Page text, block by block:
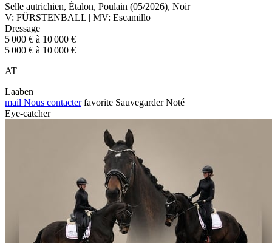
Selle autrichien, Étalon, Poulain (05/2026), Noir
V: FÜRSTENBALL | MV: Escamillo
Dressage
5 000 € à 10 000 €
5 000 € à 10 000 €
AT
Laaben
mail Nous contacter favorite Sauvegarder Noté
Eye-catcher